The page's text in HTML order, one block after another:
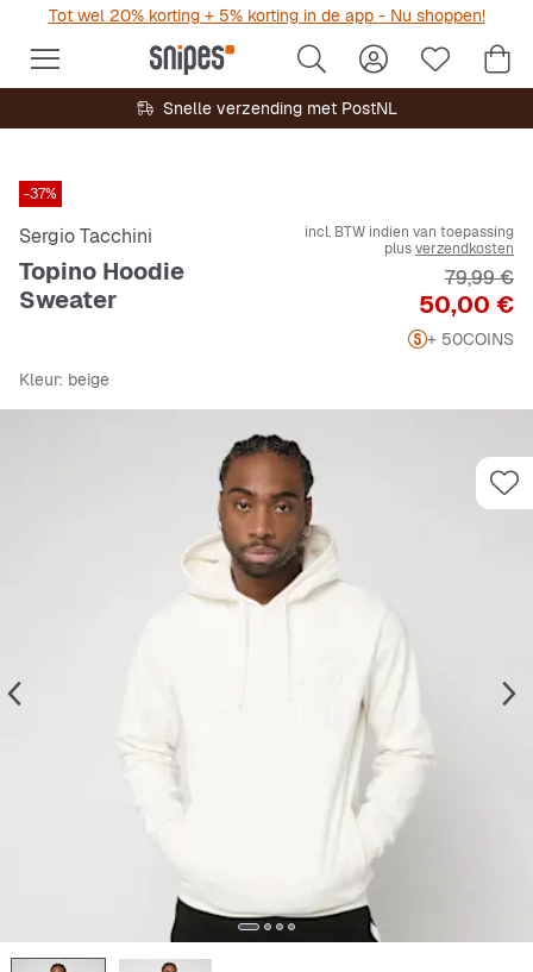
Tot wel 20% korting + 5% korting in de app - Nu shoppen!
Snelle verzending met PostNL
-37%
Sergio Tacchini
Topino Hoodie
Sweater
incl. BTW indien van toepassing
plusverzendkosten
Prijs
50,00 €
Originele
79,99 €
+ 50COINS
Kleur: beige